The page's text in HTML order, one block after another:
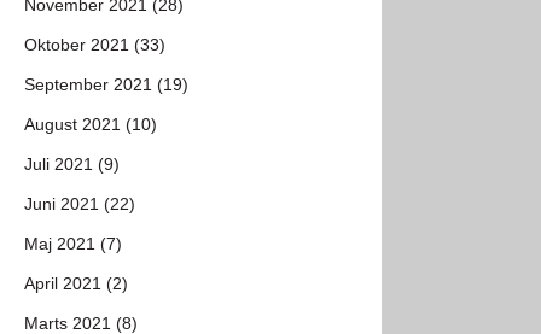
November 2021 (28)
Oktober 2021 (33)
September 2021 (19)
August 2021 (10)
Juli 2021 (9)
Juni 2021 (22)
Maj 2021 (7)
April 2021 (2)
Marts 2021 (8)